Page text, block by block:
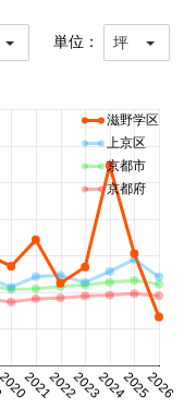
単位： 坪
202120222023202420252026
滋野学区
上京区
京都市
京都府